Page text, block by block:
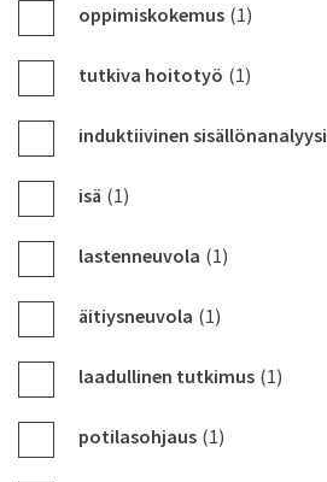
oppimiskokemus (1)
tutkiva hoitotyö (1)
induktiivinen sisällönanalyysi
isä (1)
lastenneuvola (1)
äitiysneuvola (1)
laadullinen tutkimus (1)
potilasohjaus (1)